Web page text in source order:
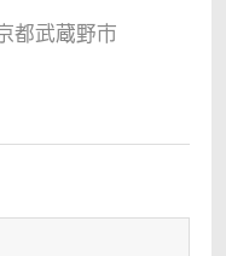
都武蔵野市